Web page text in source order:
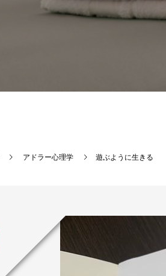
アドラー心理学 遊ぶように生きる